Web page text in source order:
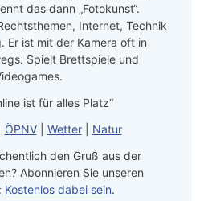
das dann „Fotokunst“.
Internet, Technik
Er ist mit der Kamera oft in
Spielt Brettspiele und
ist für alles Platz“
ÖPNV| Wetter| Natur
den Gruß aus der
Abonnieren Sie unseren
Kostenlos dabei sein.